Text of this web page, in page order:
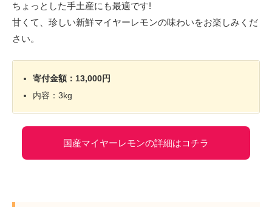
ちょっとした手土産にも最適です!
甘くて、珍しい新鮮マイヤーレモンの味わいをお楽しみくだ
さい。
寄付金額：13,000円
内容：3kg
国産マイヤーレモンの詳細はコチラ